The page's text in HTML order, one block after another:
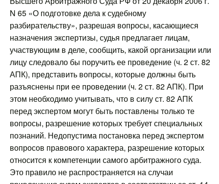
N 65 «О подготовке дела к судебному
разбирательству», разрешая вопросы, касающиеся
назначения экспертизы, судья предлагает лицам,
участвующим в деле, сообщить, какой организации или
лицу следовало бы поручить ее проведение (ч. 2 ст. 82
АПК), представить вопросы, которые должны быть
разъяснены при ее проведении (ч. 2 ст. 82 АПК). При
этом необходимо учитывать, что в силу ст. 82 АПК
перед экспертом могут быть поставлены только те
вопросы, разрешение которых требует специальных
познаний. Недопустима постановка перед экспертом
вопросов правового характера, разрешение которых
относится к компетенции самого арбитражного суда.
Это правило не распространяется на случаи